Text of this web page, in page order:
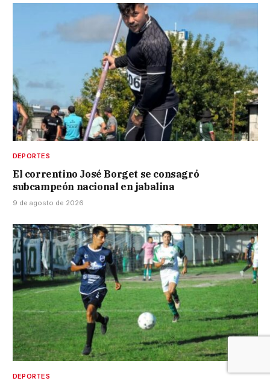
DEPORTES
El correntino José Borget se consagró
subcampeón nacional en jabalina
9 de agosto de 2026
DEPORTES